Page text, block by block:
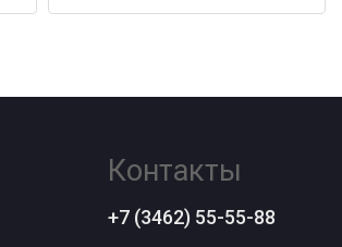
Контакты
+7 (3462) 55-55-88